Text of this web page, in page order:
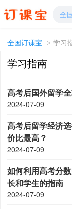
学习网-方法-攻略-知全
全国订课宝 > 学习
学习指南
高考后国外留学
2024-07-09
高考后留学经济
价比最高？
2024-07-09
如何利用高考分
长和学生的指南
2024-07-09